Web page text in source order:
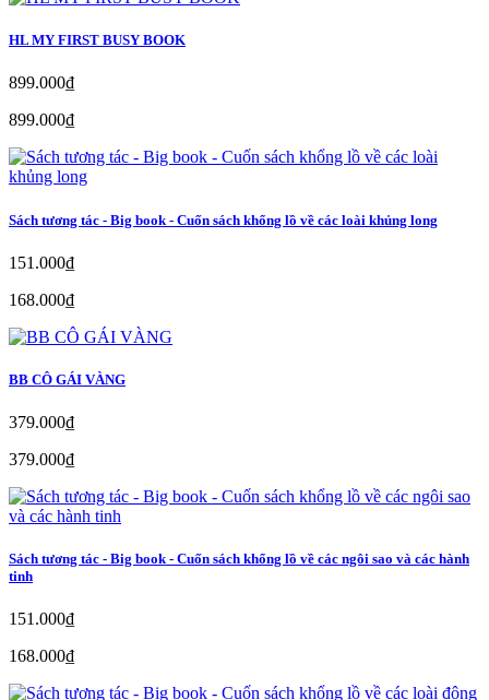
HL MY FIRST BUSY BOOK
899.000₫
899.000₫
Sách tương tác - Big book - Cuốn sách khổng lồ về các loài khủng long
151.000₫
168.000₫
BB CÔ GÁI VÀNG
379.000₫
379.000₫
Sách tương tác - Big book - Cuốn sách khổng lồ về các ngôi sao và các hành
tinh
151.000₫
168.000₫